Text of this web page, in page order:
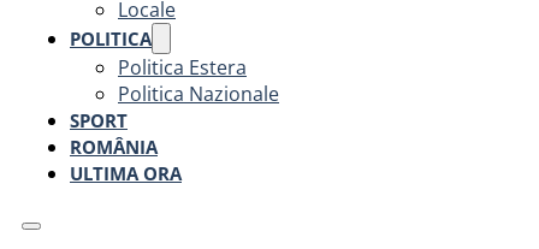
Locale
POLITICA
Politica Estera
Politica Nazionale
SPORT
ROMÂNIA
ULTIMA ORA